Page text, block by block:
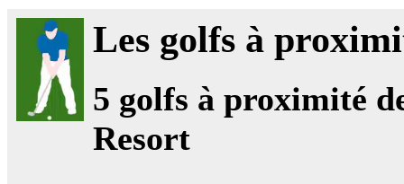
Les golfs à
5 golfs à proximité
Resort